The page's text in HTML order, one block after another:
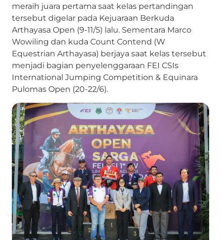
meraih juara pertama saat kelas pertandingan
tersebut digelar pada Kejuaraan Berkuda
Arthayasa Open (9-11/5) lalu. Sementara Marco
Wowiling dan kuda Count Contend (W
Equestrian Arthayasa) berjaya saat kelas tersebut
menjadi bagian penyelenggaraan FEI CSIs
International Jumping Competition & Equinara
Pulomas Open (20-22/6).